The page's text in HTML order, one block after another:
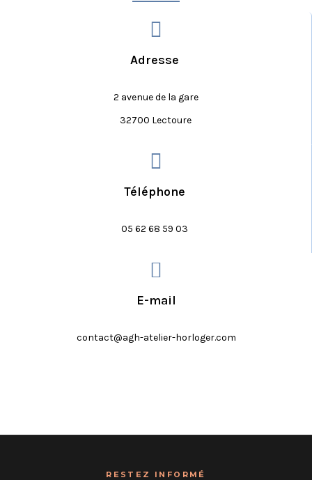
Adresse
2 avenue de la gare
32700 Lectoure
Téléphone
05 62 68 59 03
E-mail
contact@agh-atelier-horloger.com
RESTEZ INFORMÉ